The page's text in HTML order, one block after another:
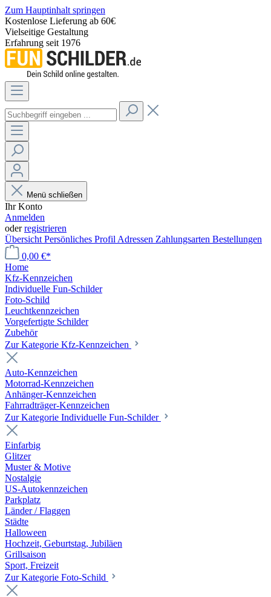
Zum Hauptinhalt springen
Kostenlose Lieferung ab 60€
Vielseitige Gestaltung
Erfahrung seit 1976
Menü schließen
Ihr Konto
Anmelden
oderregistrieren
Übersicht Persönliches Profil Adressen Zahlungsarten Bestellungen
0,00 €*
Home
Kfz-Kennzeichen
Individuelle Fun-Schilder
Foto-Schild
Leuchtkennzeichen
Vorgefertigte Schilder
Zubehör
Zur Kategorie Kfz-Kennzeichen
Auto-Kennzeichen
Motorrad-Kennzeichen
Anhänger-Kennzeichen
Fahrradträger-Kennzeichen
Zur Kategorie Individuelle Fun-Schilder
Einfarbig
Glitzer
Muster & Motive
Nostalgie
US-Autokennzeichen
Parkplatz
Länder / Flaggen
Städte
Halloween
Hochzeit, Geburtstag, Jubiläen
Grillsaison
Sport, Freizeit
Zur Kategorie Foto-Schild